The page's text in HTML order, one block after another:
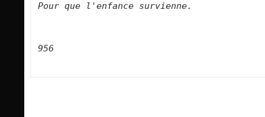
Pour que l'enfance survienne.
956